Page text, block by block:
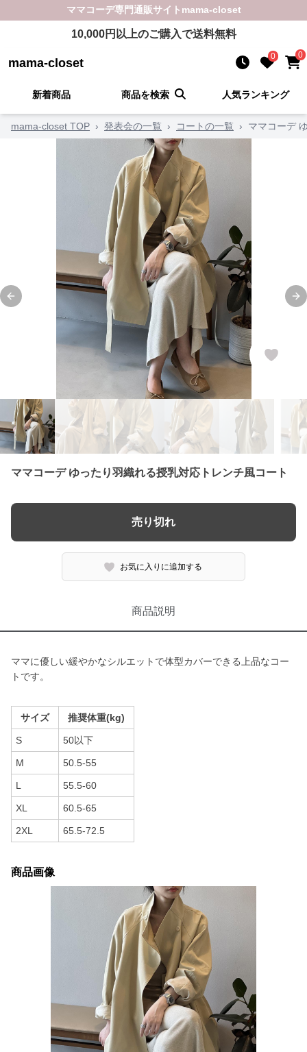
ママコーデ専門通販サイト mama-closet
10,000円以上のご購入で送料無料
mama-closet 0 0
新着商品 商品を検索 人気ランキング
mama-closet TOP › 発表会の一覧 › コートの一覧 › ママコーデ
Previous slide
ママコーデ ゆったり羽織れる授乳対応トレンチ風コート
売り切れ
お気に入りに追加する
商品説明
ママに優しい緩やかなシルエットで体型カバーできる上品なコー
トです。
サイズ 推奨体重(kg)
S 50以下
M 50.5-55
L 55.5-60
XL 60.5-65
2XL 65.5-72.5
商品画像